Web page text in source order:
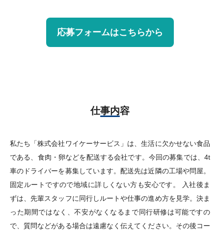
応募フォームはこちらから
仕事内容
私たち「株式会社ワイケーサービス」は、生活に欠かせない食品
である、食肉・卵などを配送する会社です。今回の募集では、4t
車のドライバーを募集しています。配送先は近隣の工場や問屋。
固定ルートですので地域に詳しくない方も安心です。 入社後ま
ずは、先輩スタッフに同行しルートや仕事の進め方を見学。決ま
った期間ではなく、不安がなくなるまで同行研修は可能ですの
で、質問などがある場合は遠慮なく伝えてください。その後コー